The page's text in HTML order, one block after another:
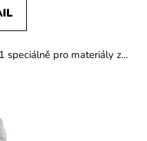
speciálně pro materiály z...